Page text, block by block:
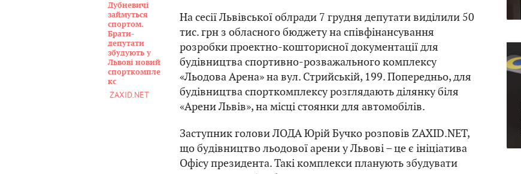
Дубневичі
займуться
спортом.
Брати-
депутати
збудують у
Львові новий
спорткомпле
кс
ZAXID.NET
На сесії Львівської облради 7 грудня депутати виділили 50
тис. грн з обласного бюджету на співфінансування
розробки проектно-кошторисної документації для
будівництва спортивно-розважального комплексу
«Льодова Арена» на вул. Стрийській, 199. Попередньо, для
будівництва спорткомплексу розглядають ділянку біля
«Арени Львів», на місці стоянки для автомобілів.
Заступник голови ЛОДА Юрій Бучко розповів ZAXID.NET,
що будівництво льодової арени у Львові – це є ініціатива
Офісу президента. Такі комплекси планують збудувати